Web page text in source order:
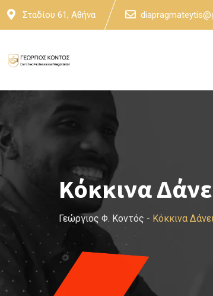
Skip
Σταδίου 61, Αθήνα
Κόκκινα
Γεώργιος Φ. Κοντός - Κόκκινα